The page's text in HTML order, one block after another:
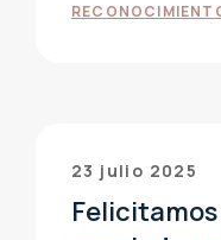
23 julio 2025